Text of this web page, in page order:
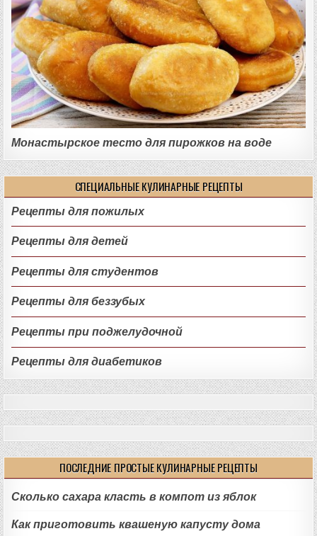
Монастырское тесто для пирожков на воде
СПЕЦИАЛЬНЫЕ КУЛИНАРНЫЕ РЕЦЕПТЫ
Рецепты для пожилых
Рецепты для детей
Рецепты для студентов
Рецепты для беззубых
Рецепты при поджелудочной
Рецепты для диабетиков
ПОСЛЕДНИЕ ПРОСТЫЕ КУЛИНАРНЫЕ РЕЦЕПТЫ
Сколько сахара класть в компот из яблок
Как приготовить квашеную капусту дома